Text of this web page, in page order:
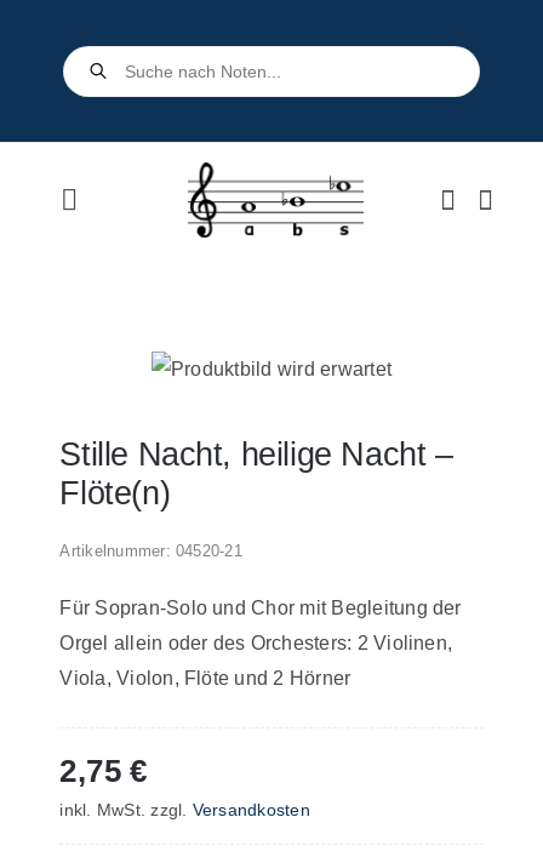
Products
search
Toggle
Kontakt
Stille Nacht, heilige Nacht –
Flöte(n)
Artikelnummer: 04520-21
Für Sopran-Solo und Chor mit Begleitung der
Orgel allein oder des Orchesters: 2 Violinen,
Viola, Violon, Flöte und 2 Hörner
2,75€
inkl. MwSt. zzgl. Versandkosten